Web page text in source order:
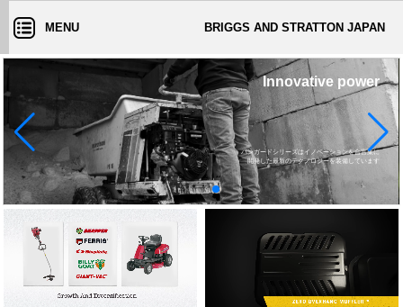
MENU BRIGGS AND STRATTON JAPAN
Innovative power
バンガードシリーズはイノベーションを合言葉に